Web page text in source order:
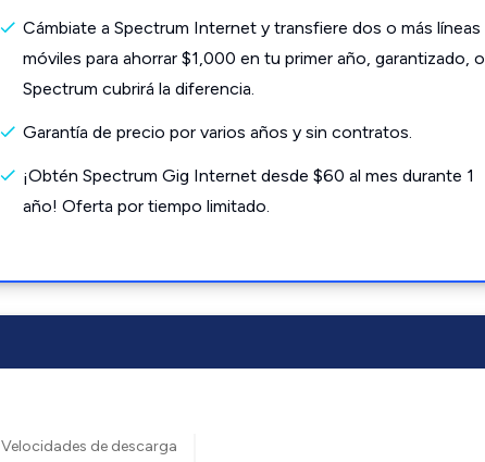
Cámbiate a Spectrum Internet y transfiere dos o más líneas
móviles para ahorrar $1,000 en tu primer año, garantizado, o
Spectrum cubrirá la diferencia.
Garantía de precio por varios años y sin contratos.
¡Obtén Spectrum Gig Internet desde $60 al mes durante 1
año! Oferta por tiempo limitado.
Velocidades de descarga